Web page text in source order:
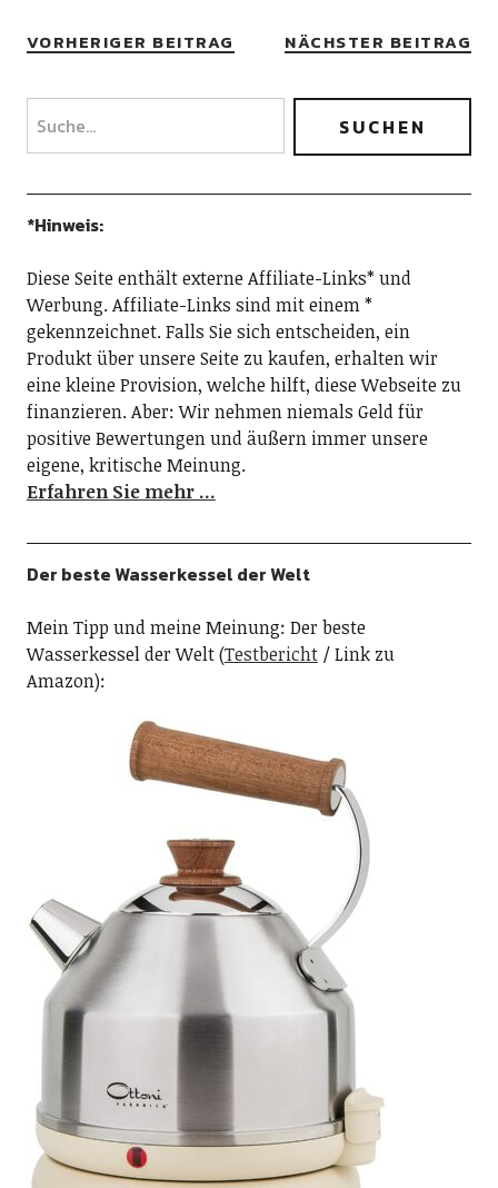
VORHERIGER BEITRAG NÄCHSTER BEITRAG
*Hinweis:
Diese Seite enthält externe Affiliate-Links* und
Werbung. Affiliate-Links sind mit einem *
gekennzeichnet. Falls Sie sich entscheiden, ein
Produkt über unsere Seite zu kaufen, erhalten wir
eine kleine Provision, welche hilft, diese Webseite zu
finanzieren. Aber: Wir nehmen niemals Geld für
positive Bewertungen und äußern immer unsere
eigene, kritische Meinung.
Erfahren Sie mehr …
Der beste Wasserkessel der Welt
Mein Tipp und meine Meinung: Der beste
Wasserkessel der Welt (Testbericht/ Link zu
Amazon):